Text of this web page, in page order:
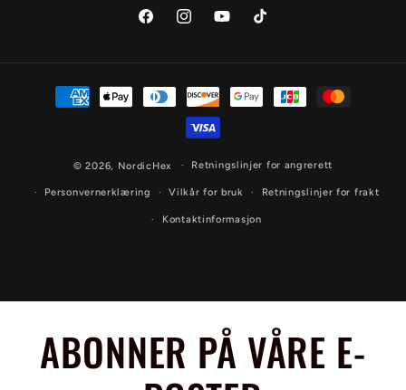
FacebookInstagramYouTubeTikTok
Betalingsmåter
© 2026, NordicHex Retningslinjer for angrerett
Personvernerklæring Vilkår for bruk Retningslinjer for frakt
Kontaktinformasjon
ABONNER PÅ VÅRE E-